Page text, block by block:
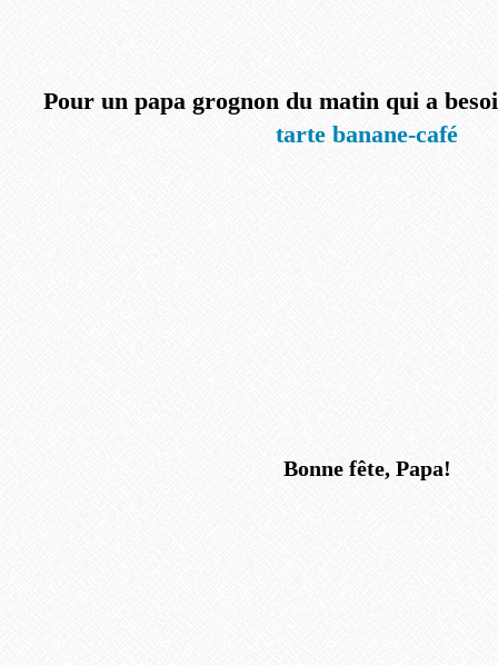
Pour un papa grognon du matin qui a
tarte banane-café
Bonne fête, Papa!